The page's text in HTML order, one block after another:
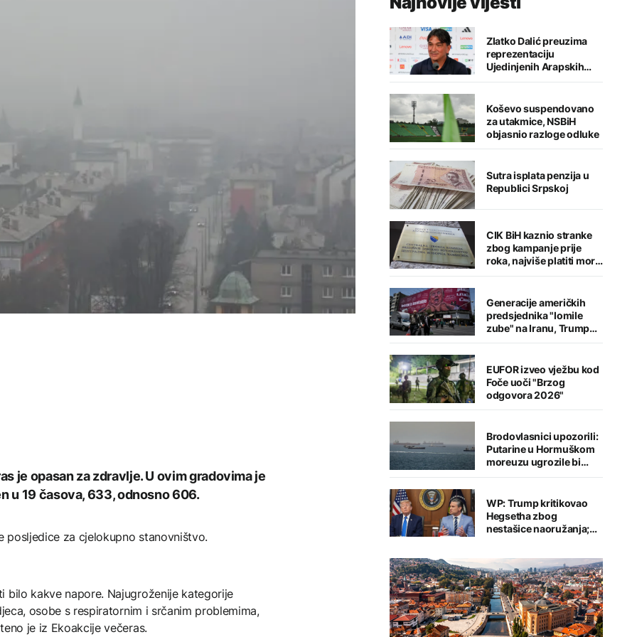
je opasan za zdravlje. U ovim gradovima je
u 19 časova, 633, odnosno 606.
posljedice za cjelokupno stanovništvo.
bilo kakve napore. Najugroženije kategorije
osobe s respiratornim i srčanim problemima,
je iz Ekoakcije večeras.
Zlatko Dalić preuzima
reprezentaciju
Ujedinjenih Arapskih
Emirata
Koševo suspendovano
za utakmice, NSBiH
objasnio razloge odluke
Sutra isplata penzija u
Republici Srpskoj
CIK BiH kaznio stranke
zbog kampanje prije
roka, najviše platiti mora
Stanivukovićev PSS
Generacije američkih
predsjednika "lomile
zube" na Iranu, Trump
posljednji
EUFOR izveo vježbu kod
Foče uoči "Brzog
odgovora 2026"
Brodovlasnici upozorili:
Putarine u Hormuškom
moreuzu ugrozile bi
globalnu trgovinu
WP: Trump kritikovao
Hegsetha zbog
nestašice naoružanja;